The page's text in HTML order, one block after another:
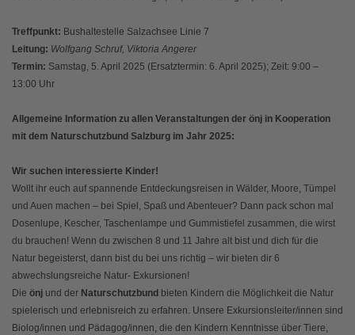
Treffpunkt: Bushaltestelle Salzachsee Linie 7
Leitung: Wolfgang Schruf, Viktoria Angerer
Termin: Samstag, 5. April 2025 (Ersatztermin: 6. April 2025); Zeit: 9:00 –
13:00 Uhr
Allgemeine Information zu allen Veranstaltungen der önj in Kooperation
mit dem Naturschutzbund Salzburg im Jahr 2025:
Wir suchen interessierte Kinder!
Wollt ihr euch auf spannende Entdeckungsreisen in Wälder, Moore, Tümpel
und Auen machen – bei Spiel, Spaß und Abenteuer? Dann pack schon mal
Dosenlupe, Kescher, Taschenlampe und Gummistiefel zusammen, die wirst
du brauchen! Wenn du zwischen 8 und 11 Jahre alt bist und dich für die
Natur begeisterst, dann bist du bei uns richtig – wir bieten dir 6
abwechslungsreiche Natur- Exkursionen!
Die önj und der Naturschutzbund bieten Kindern die Möglichkeit die Natur
spielerisch und erlebnisreich zu erfahren. Unsere Exkursionsleiter/innen sind
Biolog/innen und Pädagog/innen, die den Kindern Kenntnisse über Tiere,